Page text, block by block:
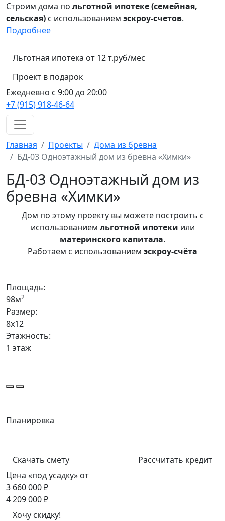
Строим дома по льготной ипотеке (семейная,
сельская) с использованием эскроу-счетов.
Подробнее
Льготная ипотека от 12 т.руб/мес
Проект в подарок
Ежедневно с 9:00 до 20:00
+7 (915) 918-46-64
Главная Проекты
Дома из бревна
БД-03 Одноэтажный дом из бревна «Химки»
БД-03 Одноэтажный дом из
бревна «Химки»
Дом по этому проекту вы можете построить с
использованием льготной ипотеки или
материнского капитала.
Работаем с использованием эскроу-счёта
Площадь:
98м2
Размер:
8х12
Этажность:
1 этаж
Планировка
Скачать смету
Рассчитать кредит
Цена «под усадку» от
3 660 000 ₽
4 209 000 ₽
Хочу скидку!